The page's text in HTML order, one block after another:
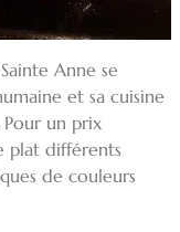
Anne se
et sa cuisine
un prix
plat différents
de couleurs